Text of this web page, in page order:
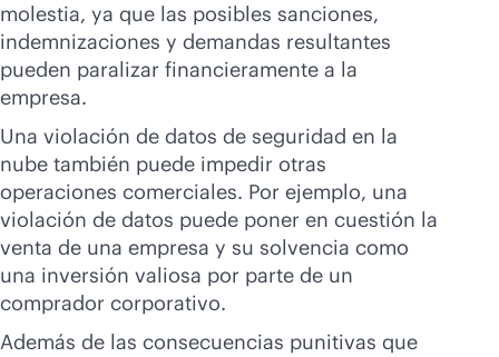
molestia, ya que las posibles sanciones,
indemnizaciones y demandas resultantes
pueden paralizar financieramente a la
empresa.
Una violación de datos de seguridad en la
nube también puede impedir otras
operaciones comerciales. Por ejemplo, una
violación de datos puede poner en cuestión la
venta de una empresa y su solvencia como
una inversión valiosa por parte de un
comprador corporativo.
Además de las consecuencias punitivas que